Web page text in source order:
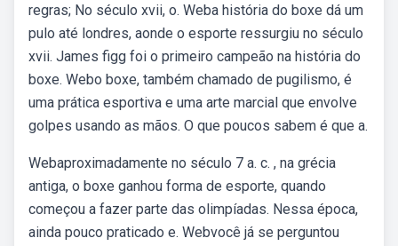
regras; No século xvii, o. Weba história do boxe dá um
pulo até londres, aonde o esporte ressurgiu no século
xvii. James figg foi o primeiro campeão na história do
boxe. Webo boxe, também chamado de pugilismo, é
uma prática esportiva e uma arte marcial que envolve
golpes usando as mãos. O que poucos sabem é que a.
Webaproximadamente no século 7 a. c. , na grécia
antiga, o boxe ganhou forma de esporte, quando
começou a fazer parte das olimpíadas. Nessa época,
ainda pouco praticado e. Webvocê já se perguntou